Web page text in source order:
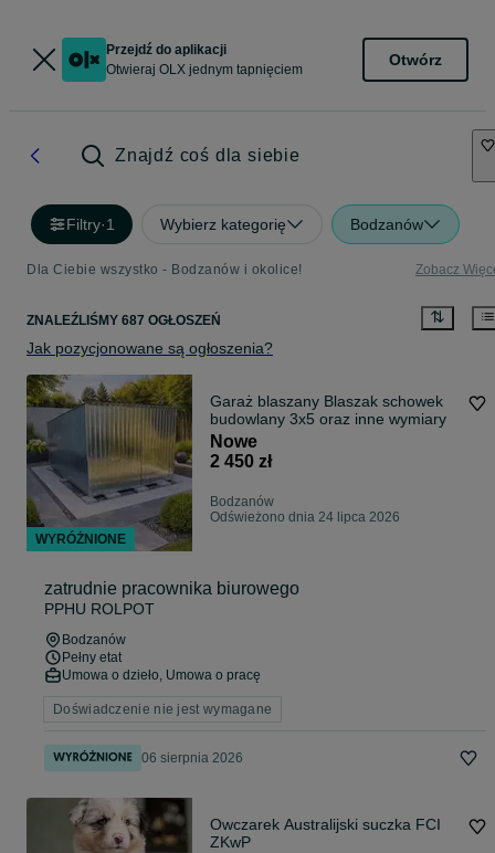
Przejdź do aplikacji
Otwieraj OLX jednym tapnięciem
Otwórz
Znajdź coś dla siebie
Filtry·1 Wybierz kategorię Bodzanów
Dla Ciebie wszystko - Bodzanów i okolice! Zobacz
ZNALEŹLIŚMY 687 OGŁOSZEŃ
Jak pozycjonowane są ogłoszenia?
Garaż blaszany Blaszak schowek
budowlany 3x5 oraz inne wymiary
Nowe
2 450 zł
Bodzanów
Odświeżono dnia 24 lipca 2026
zatrudnie pracownika biurowego
PPHU ROLPOT
Bodzanów
Pełny etat
Umowa o dzieło, Umowa o pracę
Doświadczenie nie jest wymagane
06 sierpnia 2026
Owczarek Australijski suczka FCI
ZKwP
WYRÓŻNIONE